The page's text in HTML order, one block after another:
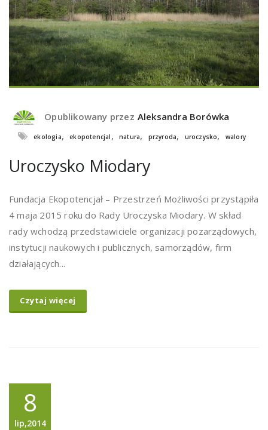
Opublikowany przez Aleksandra Borówka
ekologia, ekopotencjal , natura, przyroda, uroczysko, walory
Uroczysko Miodary
Fundacja Ekopotencjał – Przestrzeń Możliwości przystąpiła
4 maja 2015 roku do Rady Uroczyska Miodary. W skład
rady wchodzą przedstawiciele organizacji pozarządowych,
instytucji naukowych i publicznych, samorządów, firm
działających...
Czytaj więcej
8
lip,2014